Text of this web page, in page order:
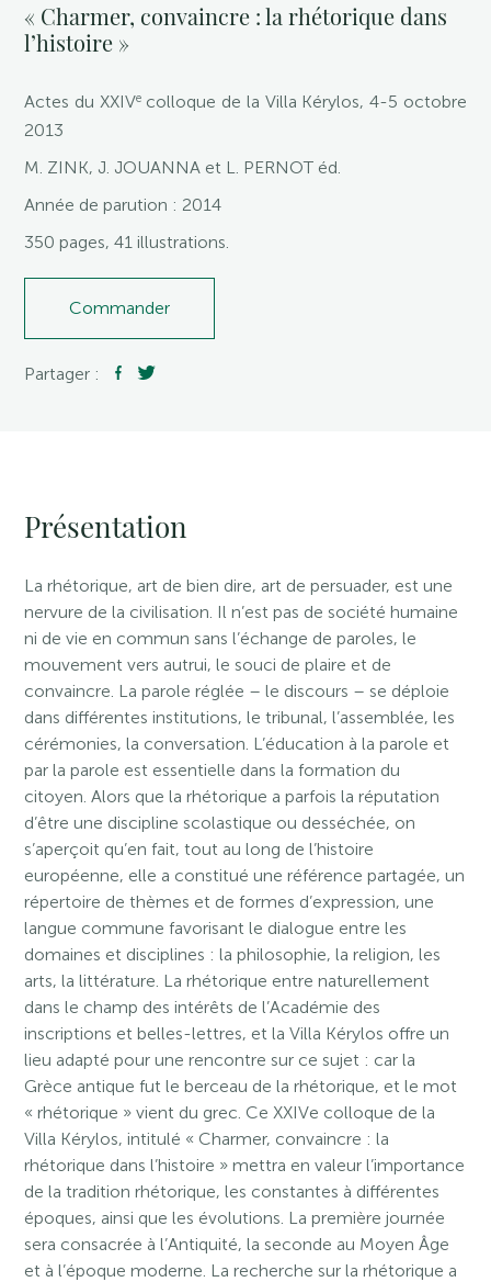
« Charmer, convaincre : la rhétorique dans
l’histoire »
Actes du XXIVecolloque de la Villa Kérylos, 4-5 octobre
2013
M. ZINK, J. JOUANNA et L. PERNOT éd.
Année de parution : 2014
350 pages, 41 illustrations.
Commander
Partager :
Présentation
La rhétorique, art de bien dire, art de persuader, est une
nervure de la civilisation. Il n’est pas de société humaine
ni de vie en commun sans l’échange de paroles, le
mouvement vers autrui, le souci de plaire et de
convaincre. La parole réglée – le discours – se déploie
dans différentes institutions, le tribunal, l’assemblée, les
cérémonies, la conversation. L’éducation à la parole et
par la parole est essentielle dans la formation du
citoyen. Alors que la rhétorique a parfois la réputation
d’être une discipline scolastique ou desséchée, on
s’aperçoit qu’en fait, tout au long de l’histoire
européenne, elle a constitué une référence partagée, un
répertoire de thèmes et de formes d’expression, une
langue commune favorisant le dialogue entre les
domaines et disciplines : la philosophie, la religion, les
arts, la littérature. La rhétorique entre naturellement
dans le champ des intérêts de l’Académie des
inscriptions et belles-lettres, et la Villa Kérylos offre un
lieu adapté pour une rencontre sur ce sujet : car la
Grèce antique fut le berceau de la rhétorique, et le mot
« rhétorique » vient du grec. Ce XXIVe colloque de la
Villa Kérylos, intitulé « Charmer, convaincre : la
rhétorique dans l’histoire » mettra en valeur l’importance
de la tradition rhétorique, les constantes à différentes
époques, ainsi que les évolutions. La première journée
sera consacrée à l’Antiquité, la seconde au Moyen Âge
et à l’époque moderne. La recherche sur la rhétorique a